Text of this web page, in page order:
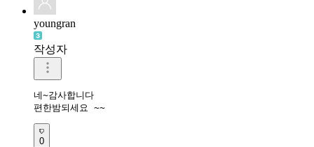
youngran
작성자
네~감사합니다
편한밤되세요 ~~
0